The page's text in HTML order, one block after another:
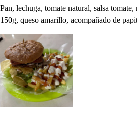
Pan, lechuga, tomate natural, salsa
150g, queso amarillo, acompañado de